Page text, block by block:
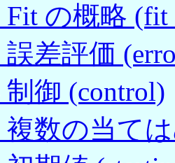
Fit の概略 (fit
誤差評価
制御 (control)
複数の当て